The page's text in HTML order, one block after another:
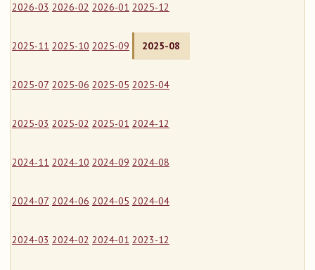
2026-03 2026-02 2026-01 2025-12
2025-11 2025-10 2025-09 2025-08
2025-07 2025-06 2025-05 2025-04
2025-03 2025-02 2025-01 2024-12
2024-11 2024-10 2024-09 2024-08
2024-07 2024-06 2024-05 2024-04
2024-03 2024-02 2024-01 2023-12